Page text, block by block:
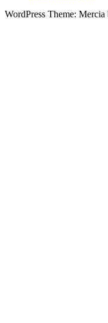
WordPress Theme: Mercia